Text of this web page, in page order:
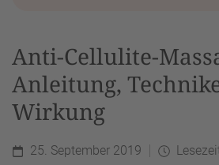
Anti-Cellulite-
Anleitung,
Wirkung
25. September 2019